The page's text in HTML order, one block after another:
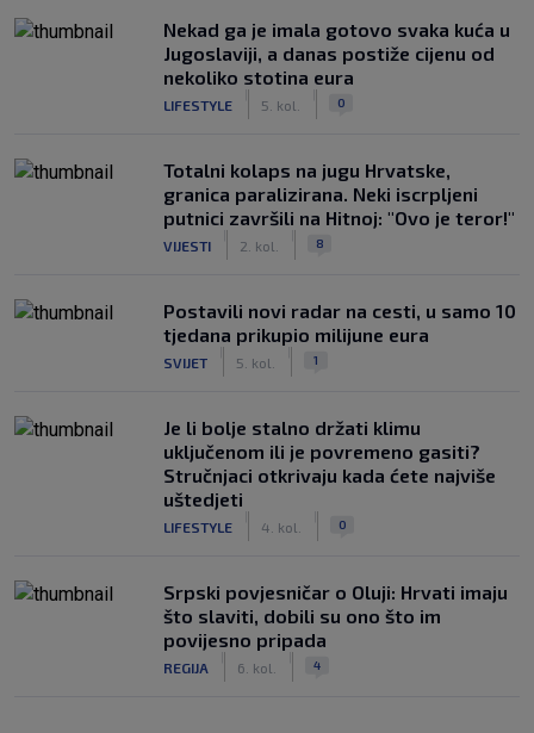
Nekad ga je imala gotovo svaka kuća u
Jugoslaviji, a danas postiže cijenu od
nekoliko stotina eura
LIFESTYLE 5. kol. 0
Totalni kolaps na jugu Hrvatske,
granica paralizirana. Neki iscrpljeni
putnici završili na Hitnoj: "Ovo je teror!"
VIJESTI 2. kol. 8
Postavili novi radar na cesti, u samo 10
tjedana prikupio milijune eura
SVIJET 5. kol. 1
Je li bolje stalno držati klimu
uključenom ili je povremeno gasiti?
Stručnjaci otkrivaju kada ćete najviše
uštedjeti
LIFESTYLE 4. kol. 0
Srpski povjesničar o Oluji: Hrvati imaju
što slaviti, dobili su ono što im
povijesno pripada
REGIJA 6. kol. 4